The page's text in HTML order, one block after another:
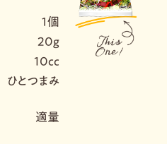
１個
20g
10cc
ひとつまみ
適量